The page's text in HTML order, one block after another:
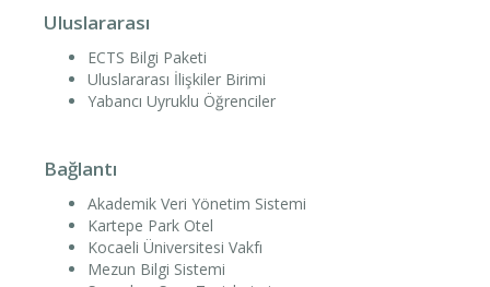
Uluslararası
ECTS Bilgi Paketi
Uluslararası İlişkiler Birimi
Yabancı Uyruklu Öğrenciler
Bağlantı
Akademik Veri Yönetim Sistemi
Kartepe Park Otel
Kocaeli Üniversitesi Vakfı
Mezun Bilgi Sistemi